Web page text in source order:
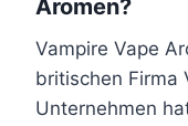
Aromen?
Vampire Vape
britischen Firma
Unternehmen